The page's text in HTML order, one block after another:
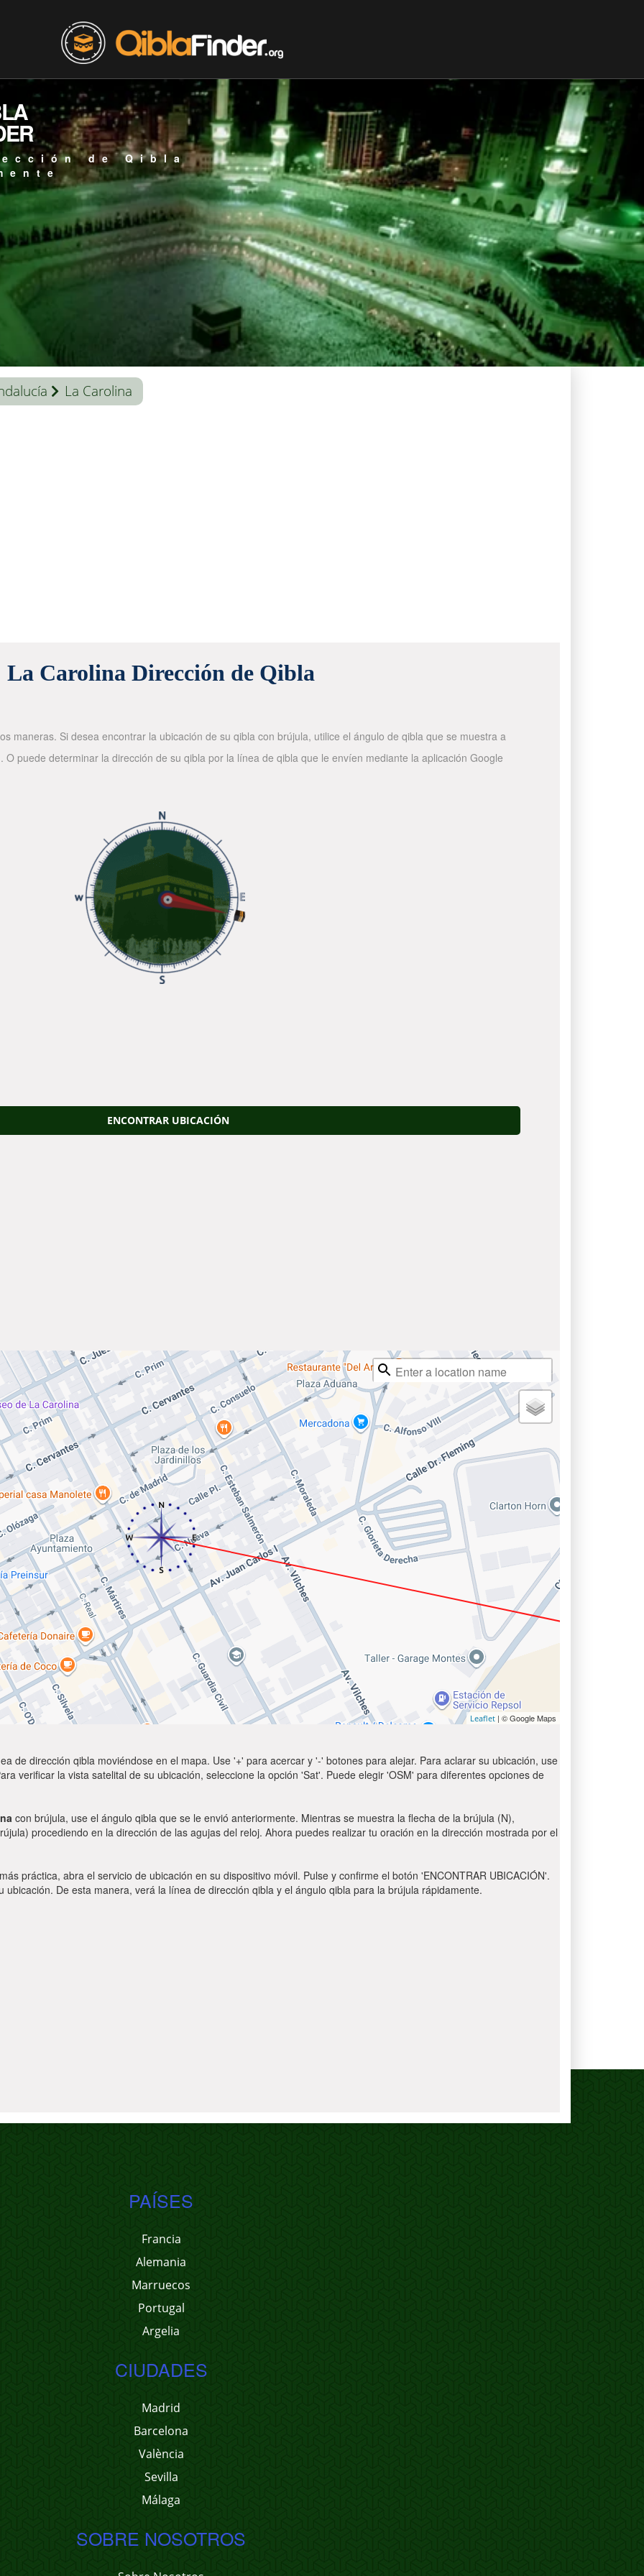
de Qibla
La Carolina
La Carolina Dirección de Qibla
maneras. Si desea encontrar la ubicación de su qibla con brújula, utilice el ángulo de qibla que se muestra a
puede determinar la dirección de su qibla por la línea de qibla que le envíen mediante la aplicación Google
ENCONTRAR UBICACIÓN
Leaflet | © Google Maps
de dirección qibla moviéndose en el mapa. Use '+' para acercar y '-' botones para alejar. Para aclarar su ubicación, use
verificar la vista satelital de su ubicación, seleccione la opción 'Sat'. Puede elegir 'OSM' para diferentes opciones de
con brújula, use el ángulo qibla que se le envió anteriormente. Mientras se muestra la flecha de la brújula (N),
procediendo en la dirección de las agujas del reloj. Ahora puedes realizar tu oración en la dirección mostrada por el
práctica, abra el servicio de ubicación en su dispositivo móvil. Pulse y confirme el botón 'ENCONTRAR UBICACIÓN'.
De esta manera, verá la línea de dirección qibla y el ángulo qibla para la brújula rápidamente.
PAÍSES
Francia
Alemania
Marruecos
Portugal
Argelia
CIUDADES
Madrid
Barcelona
València
Sevilla
Málaga
SOBRE NOSOTROS